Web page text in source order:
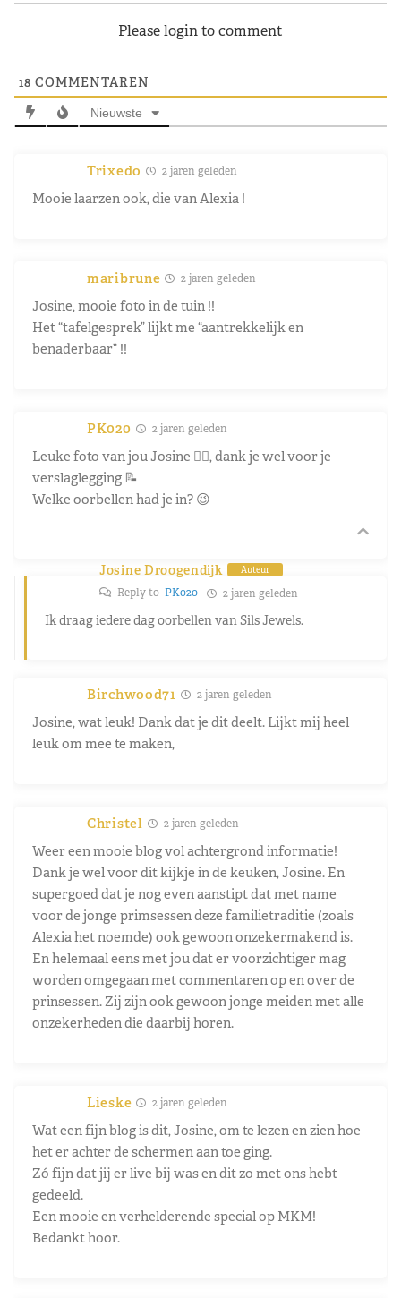
Please login to comment
18 COMMENTAREN
Nieuwste
Trixedo 2 jaren geleden
Mooie laarzen ook, die van Alexia !
maribrune 2 jaren geleden
Josine, mooie foto in de tuin !!
Het “tafelgesprek” lijkt me “aantrekkelijk en
benaderbaar” !!
PK020 2 jaren geleden
Leuke foto van jou Josine 👍🏼, dank je wel voor je
verslaglegging 📝
Welke oorbellen had je in? 😉
Josine Droogendijk Auteur
Reply to PK020 2 jaren geleden
Ik draag iedere dag oorbellen van Sils Jewels.
Birchwood71 2 jaren geleden
Josine, wat leuk! Dank dat je dit deelt. Lijkt mij heel
leuk om mee te maken,
Christel 2 jaren geleden
Weer een mooie blog vol achtergrond informatie!
Dank je wel voor dit kijkje in de keuken, Josine. En
supergoed dat je nog even aanstipt dat met name
voor de jonge primsessen deze familietraditie (zoals
Alexia het noemde) ook gewoon onzekermakend is.
En helemaal eens met jou dat er voorzichtiger mag
worden omgegaan met commentaren op en over de
prinsessen. Zij zijn ook gewoon jonge meiden met alle
onzekerheden die daarbij horen.
Lieske 2 jaren geleden
Wat een fijn blog is dit, Josine, om te lezen en zien hoe
het er achter de schermen aan toe ging.
Zó fijn dat jij er live bij was en dit zo met ons hebt
gedeeld.
Een mooie en verhelderende special op MKM!
Bedankt hoor.